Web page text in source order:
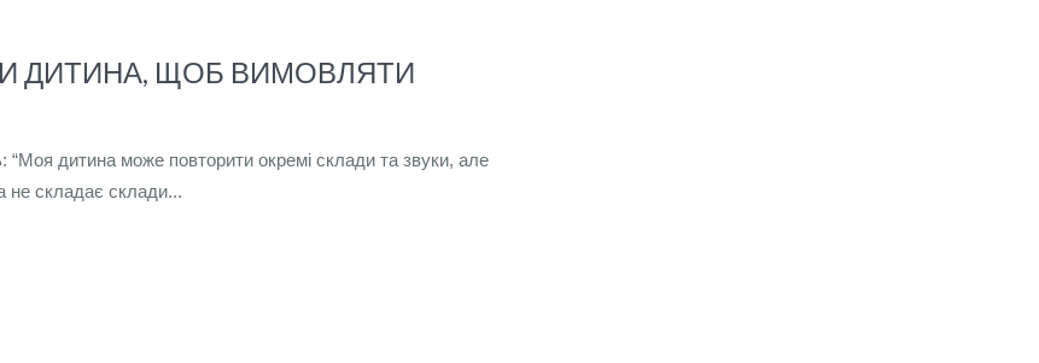
ДИТИНА, ЩОБ ВИМОВЛЯТИ
“Моя дитина може повторити окремі склади та звуки, але
не складає склади...